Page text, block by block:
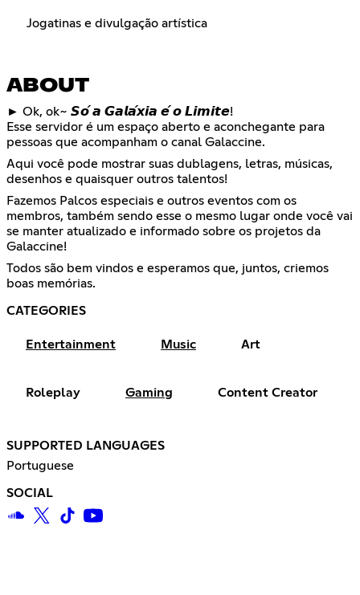
Jogatinas e divulgação artística
ABOUT
► Ok, ok~ 𝙎𝙤́ 𝙖 𝙂𝙖𝙡𝙖́𝙭𝙞𝙖 𝙚́ 𝙤 𝙇𝙞𝙢𝙞𝙩𝙚!
Esse servidor é um espaço aberto e aconchegante para
pessoas que acompanham o canal Galaccine.
Aqui você pode mostrar suas dublagens, letras, músicas,
desenhos e quaisquer outros talentos!
Fazemos Palcos especiais e outros eventos com os
membros, também sendo esse o mesmo lugar onde você vai
se manter atualizado e informado sobre os projetos da
Galaccine!
Todos são bem vindos e esperamos que, juntos, criemos
boas memórias.
CATEGORIES
Entertainment Music Art
Roleplay Gaming Content Creator
SUPPORTED LANGUAGES
Portuguese
SOCIAL